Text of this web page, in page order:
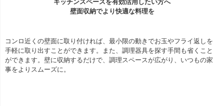
キッチンスペースを有効活用したい方へ
壁面収納でより快適な料理を
コンロ近くの壁面に取り付ければ、最小限の動きでお玉やフライ返しを
手軽に取り出すことができます。また、調理器具を探す手間も省くこと
ができます。壁に収納するだけで、調理スペースが広がり、いつもの家
事をよりスムーズに。